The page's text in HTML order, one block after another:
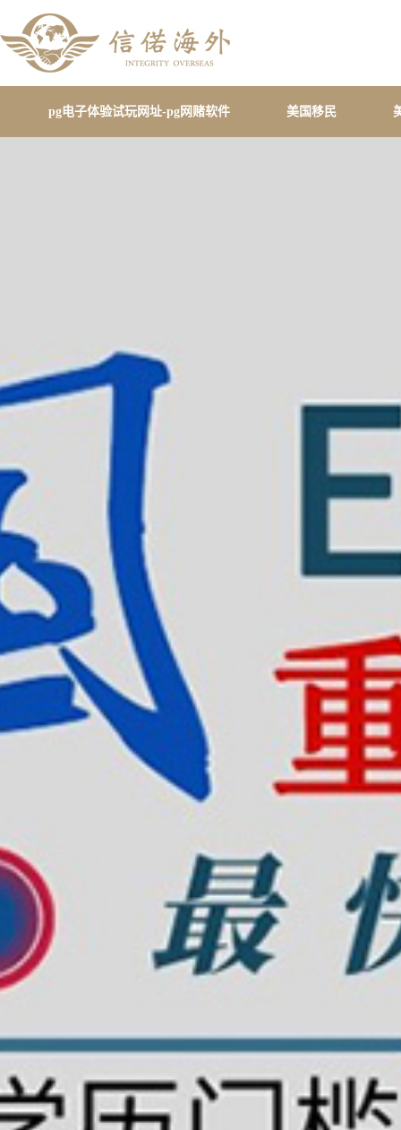
pg电子体验试玩网址-pg网赌软件 美国移民